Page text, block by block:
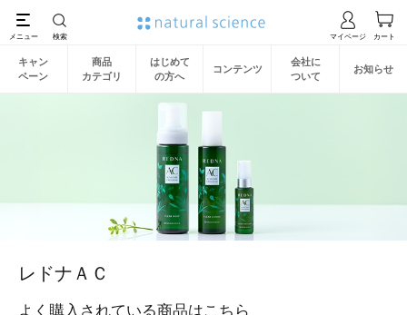
キャン
ペーン
商品
カテゴリ
はじめて
の方へ
コンテンツ
会社に
ついて
お知らせ
レドナＡＣ
よく購入されている商品はこちら